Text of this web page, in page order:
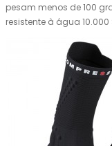
pesam menos de 100
resistente à água